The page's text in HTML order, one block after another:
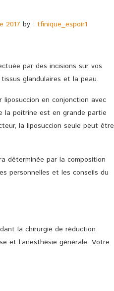
2017 by : tfinique_espoir1
par des incisions sur vos
glandulaires et la peau.
liposuccion en conjonction avec
la poitrine est en grande partie
la liposuccion seule peut être
déterminée par la composition
personnelles et les conseils du
la chirurgie de réduction
et l’anesthésie générale. Votre